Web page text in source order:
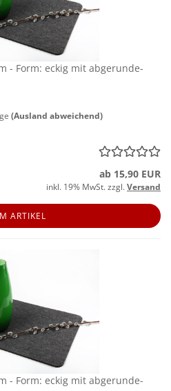
- Form: eckig mit ab­ge­run­de­
(Ausland abweichend)
ab 15,90 EUR
inkl. 19% MwSt. zzgl.Versand
ARTIKEL
- Form: eckig mit ab­ge­run­de­